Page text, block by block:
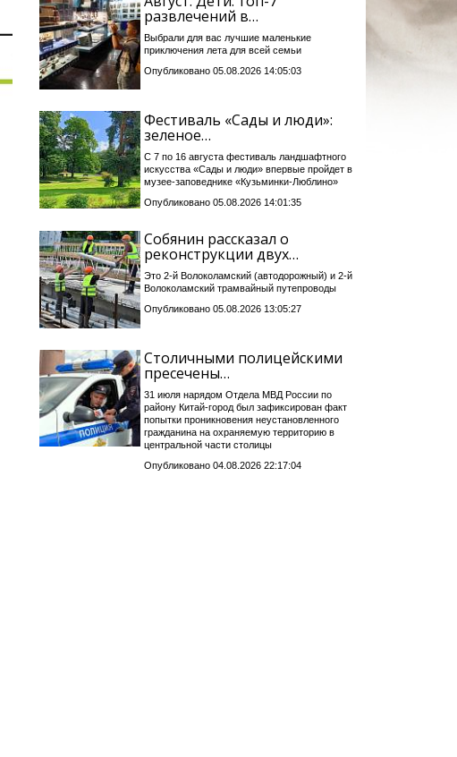
развлечений в…
Выбрали для вас лучшие маленькие
приключения лета для всей семьи
Опубликовано 05.08.2026 14:05:03
Фестиваль «Сады и люди»:
зеленое…
С 7 по 16 августа фестиваль ландшафтного
искусства «Сады и люди» впервые пройдет в
музее-заповеднике «Кузьминки-Люблино»
Опубликовано 05.08.2026 14:01:35
Собянин рассказал о
реконструкции двух…
Это 2-й Волоколамский (автодорожный) и 2-й
Волоколамский трамвайный путепроводы
Опубликовано 05.08.2026 13:05:27
Столичными полицейскими
пресечены…
31 июля нарядом Отдела МВД России по
району Китай-город был зафиксирован факт
попытки проникновения неустановленного
гражданина на охраняемую территорию в
центральной части столицы
Опубликовано 04.08.2026 22:17:04